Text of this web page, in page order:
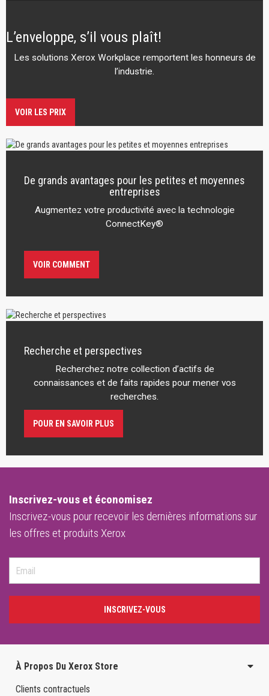
L’enveloppe, s’il vous plaît!
Les solutions Xerox Workplace remportent les honneurs de
l’industrie.
VOIR LES PRIX
De grands avantages pour les petites et moyennes
entreprises
Augmentez votre productivité avec la technologie
ConnectKey®
VOIR COMMENT
Recherche et perspectives
Recherchez notre collection d’actifs de
connaissances et de faits rapides pour mener vos
recherches.
POUR EN SAVOIR PLUS
Inscrivez-vous et économisez
Inscrivez-vous pour recevoir les dernières informations sur
les offres et produits Xerox
INSCRIVEZ-VOUS
À Propos Du Xerox Store
Clients contractuels